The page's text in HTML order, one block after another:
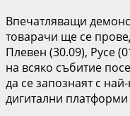
Впечатляващи
товарачи ще се
Плевен (30.09), Русе
на всяко събитие
да се запознаят с
дигитални